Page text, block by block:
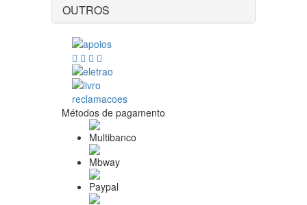
OUTROS
Métodos de pagamento